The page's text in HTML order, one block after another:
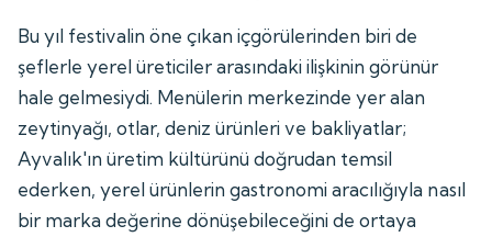
Bu yıl festivalin öne çıkan içgörülerinden biri de
şeflerle yerel üreticiler arasındaki ilişkinin görünür
hale gelmesiydi. Menülerin merkezinde yer alan
zeytinyağı, otlar, deniz ürünleri ve bakliyatlar;
Ayvalık'ın üretim kültürünü doğrudan temsil
ederken, yerel ürünlerin gastronomi aracılığıyla nasıl
bir marka değerine dönüşebileceğini de ortaya